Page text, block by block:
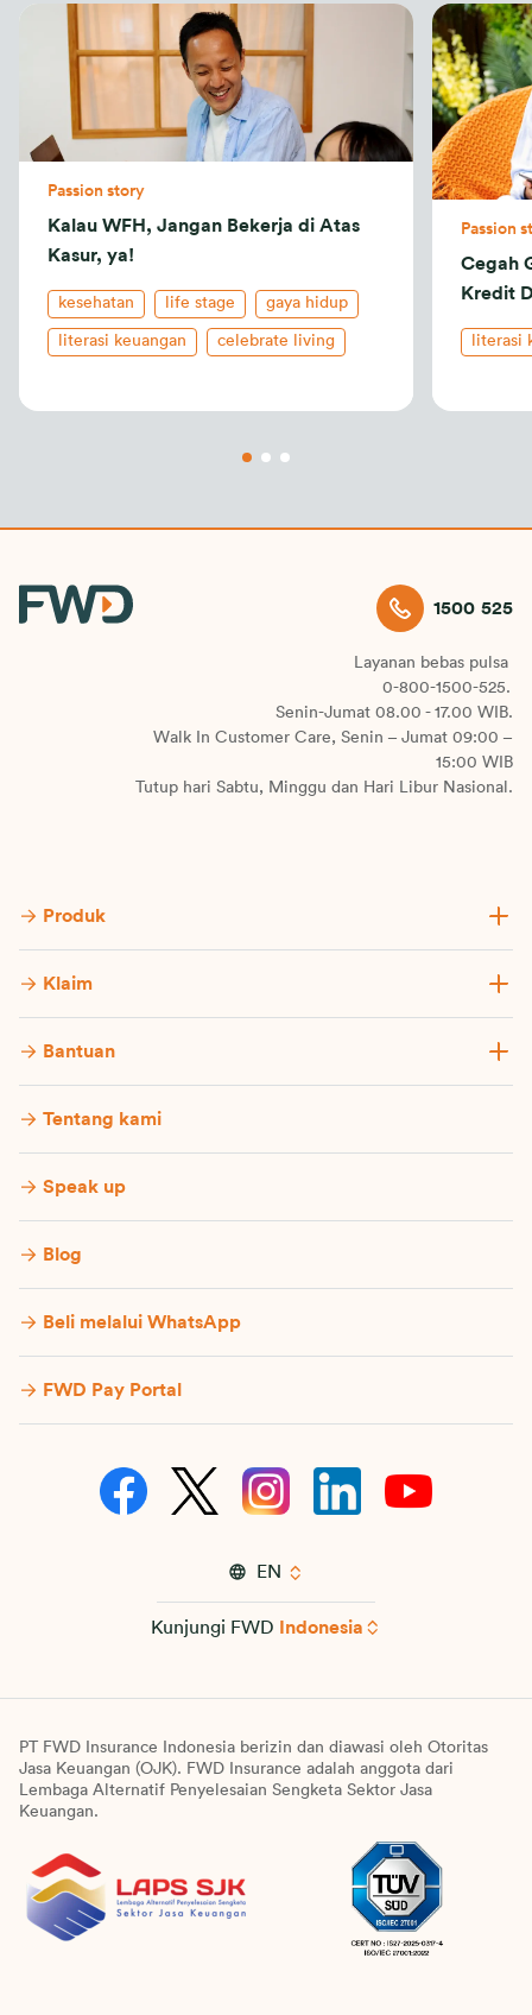
Passion story
Kalau WFH, Jangan Bekerja di Atas
Kasur, ya!
kesehatan life stage gaya hidup
literasi keuangan celebrate living
Passion
Cegah
Kredit
literasi
1500 525
Layanan bebas pulsa
0-800-1500-525.
Senin-Jumat 08.00 - 17.00 WIB.
Walk In Customer Care, Senin – Jumat 09:00 –
15:00 WIB
Tutup hari Sabtu, Minggu dan Hari Libur Nasional.
Produk
Klaim
Bantuan
Tentang kami
Speak up
Blog
Beli melalui WhatsApp
FWD Pay Portal
EN
Kunjungi FWD Indonesia
PT FWD Insurance Indonesia berizin dan diawasi oleh Otoritas
Jasa Keuangan (OJK). FWD Insurance adalah anggota dari
Lembaga Alternatif Penyelesaian Sengketa Sektor Jasa
Keuangan.